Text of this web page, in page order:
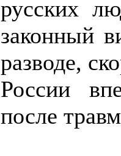
русских
законный
разводе,
России
после